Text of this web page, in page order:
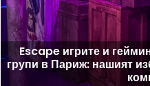
Escape игрите и
групи в Париж: нашият